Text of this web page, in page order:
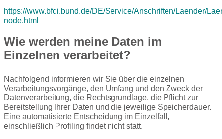
https://www.bfdi.bund.de/DE/Service/Anschriften/Laender/
node.html
Wie werden meine Daten im
Einzelnen verarbeitet?
Nachfolgend informieren wir Sie über die einzelnen
Verarbeitungsvorgänge, den Umfang und den Zweck der
Datenverarbeitung, die Rechtsgrundlage, die Pflicht zur
Bereitstellung Ihrer Daten und die jeweilige Speicherdauer.
Eine automatisierte Entscheidung im Einzelfall,
einschließlich Profiling findet nicht statt.